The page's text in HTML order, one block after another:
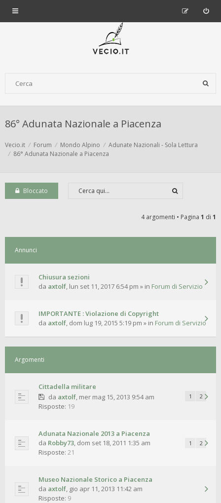
86° Adunata Nazionale a Piacenza
Vecio.it Forum Mondo Alpino
Adunate Nazionali - Sola Lettura
86° Adunata Nazionale a Piacenza
Bloccato
4 argomenti • Pagina 1 di 1
Annunci
Chiusura sezioni
da axtolf, lun set 11, 2017 6:54 pm » in Forum di Servizio
IMPORTANTE : Violazione di Copyright
da axtolf, dom lug 19, 2015 5:19 pm » in Forum di Servizio
Argomenti
Cittadella militare
da axtolf, mer mag 15, 2013 9:54 am 1 2
Risposte: 19
Adunata Nazionale 2013 a Piacenza
da Robby73, dom set 18, 2011 1:35 am 1 2
Risposte: 21
Museo Nazionale Storico a Piacenza
da axtolf, gio apr 11, 2013 11:42 am
Risposte: 9